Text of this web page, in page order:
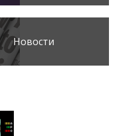
Новости